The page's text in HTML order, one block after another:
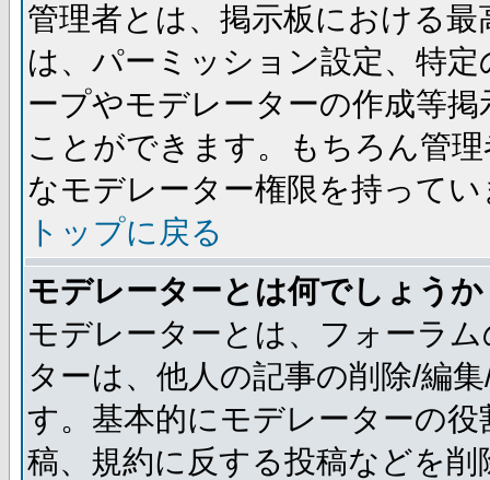
管理者とは、掲示板における
は、パーミッション設定、特
ープやモデレーターの作成等
ことができます。もちろん管
なモデレーター権限を持ってい
トップに戻る
モデレーターとは何でしょうか
モデレーターとは、フォーラ
ターは、他人の記事の削除/編
す。基本的にモデレーターの
稿、規約に反する投稿などを